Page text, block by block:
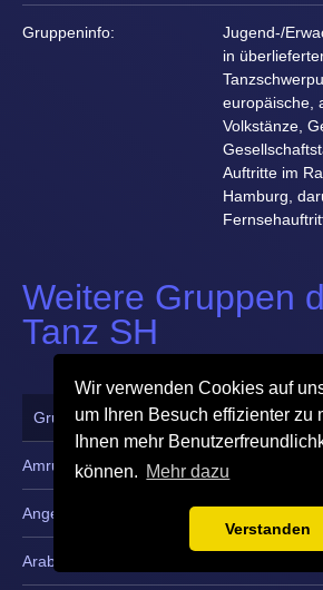
Wir verwenden Cookies auf
um Ihren Besuch effizienter zu
Ihnen mehr
können. Mehr dazu
Verstanden
Gruppeninfo:
Jugend-/
in
europäische,
Volkstänze,
Auftritte im
Hamburg,
Weitere Gruppen
Tanz SH
Gruppenname ▾
Amrumer Jugendtrachtengruppe
Angeliter Trachtengruppe
Arabesque